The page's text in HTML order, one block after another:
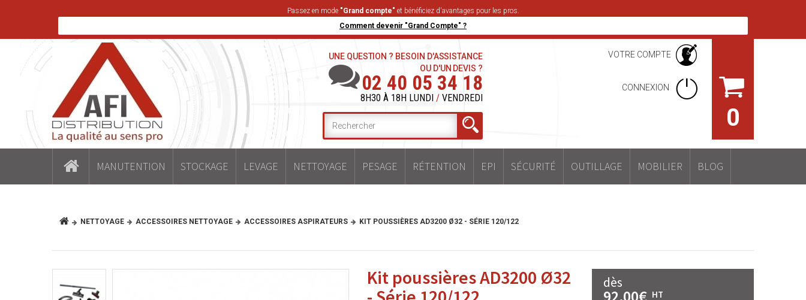
Passez en mode "Grand compte" et bénéficiez d'avantages pour les pros.
Comment devenir "Grand Compte" ?
0
VOTRE COMPTE
CONNEXION
UNE QUESTION ? BESOIN D'ASSISTANCE
OU D'UN DEVIS ?
02 40 05 34 18
8H30 À 18H LUNDI / VENDREDI
MANUTENTION STOCKAGE LEVAGE NETTOYAGE PESAGE RÉTENTION EPI SÉCURITÉ OUTILLAGE MOBILIER BLOG
NETTOYAGE ACCESSOIRES NETTOYAGE ACCESSOIRES ASPIRATEURS KIT POUSSIÈRES AD3200 Ø32 - SÉRIE 120/122
Kit poussières AD3200 Ø32
dès
HT